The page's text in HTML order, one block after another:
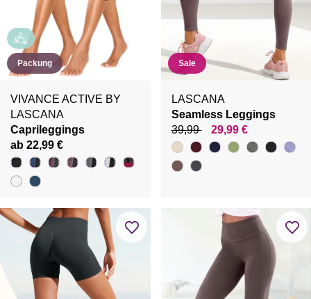
Packung
VIVANCE ACTIVE BY
LASCANA
Caprileggings
ab 22,99 €
Sale
LASCANA
Seamless Leggings
39,99
29,99 €